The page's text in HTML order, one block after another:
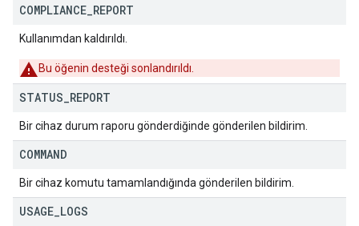
COMPLIANCE REPORT
Kullanımdan kaldırıldı.
Bu öğenin desteği sonlandırıldı.
STATUS REPORT
Bir cihaz durum raporu gönderdiğinde gönderilen bildirim.
COMMAND
Bir cihaz komutu tamamlandığında gönderilen bildirim.
USAGE LOGS